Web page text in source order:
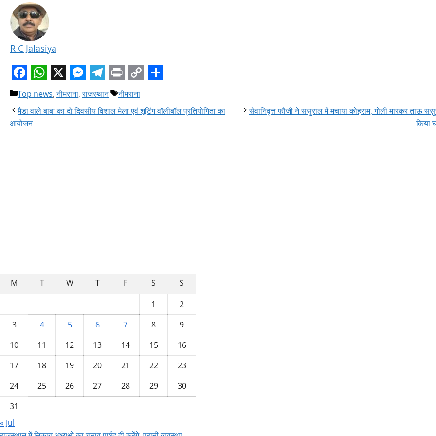
R C Jalasiya
Facebook
WhatsApp
X Messenger
Telegram
PrintCopy
Link
Categories
Top news,नीमराना,राजस्थान Tags
नीमराना
मैंडा वाले बाबा का दो दिवसीय विशाल मेला एवं शूटिंग वॉलीबॉल प्रतियोगिता का
आयोजन
सेवानिवृत्त फौजी ने ससुराल में मचाया कोहराम, गोली मारकर ताऊ
किया
M T W T F S
S
1
2
3
4 5 6 7 8
9
10
11 12 13 14 15
16
17
18 19 20 21 22
23
24
25 26 27 28 29
30
31
« Jul